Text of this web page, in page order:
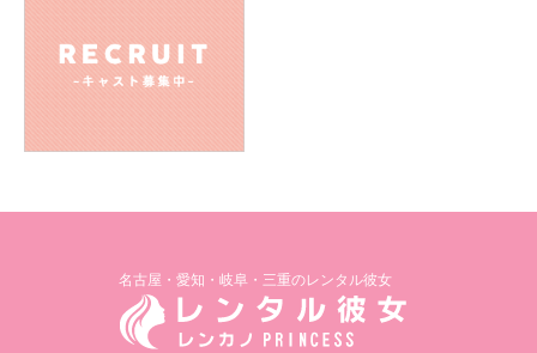
名古屋・愛知・岐阜・三重のレンタル彼女